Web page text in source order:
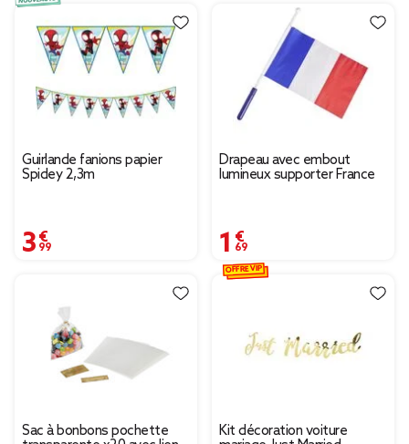
Guirlande fanions papier
Spidey 2,3m
3,99 €
Drapeau avec embout
lumineux supporter France
1,69 €
Sac à bonbons pochette
Kit décoration voiture
OFFRE VIP